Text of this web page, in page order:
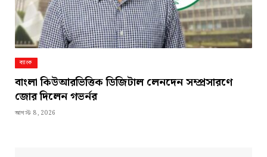
ব্যাংক
বাংলা কিউআরভিত্তিক ডিজিটাল লেনদেন সম্প্রসারণে
জোর দিলেন গভর্নর
আগস্ট 8, 2026